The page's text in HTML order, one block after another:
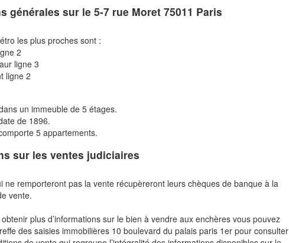
générales sur le5-7 rue Moret 75011 Paris
les plus proches sont :
2
ligne 3
ligne 2
un immeuble de 5 étages.
de 1896.
5 appartements.
sur les ventes judiciaires
ne remporteront pas la vente récupèreront leurs chèques de banque à la
vente.
plus d’informations sur le bien à vendre aux enchères vous pouvez
des saisies immobilières 10 boulevard du palais paris 1er pour consulter